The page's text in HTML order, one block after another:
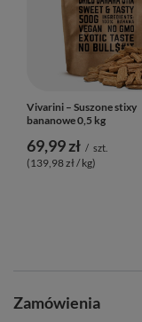
Vivarini – Suszone stixy
bananowe 0,5 kg
69,99 zł / szt.
(139,98 zł / kg)
Zamówienia